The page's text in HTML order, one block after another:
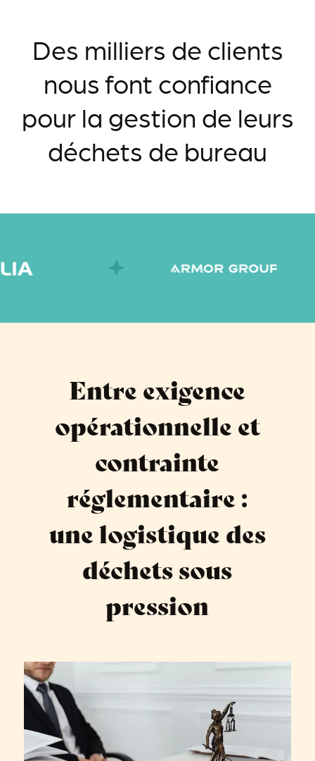
Des milliers de clients
nous font confiance
pour la gestion de leurs
déchets de bureau
Entre exigence
opérationnelle et
contrainte
réglementaire :
une logistique des
déchets sous
pression